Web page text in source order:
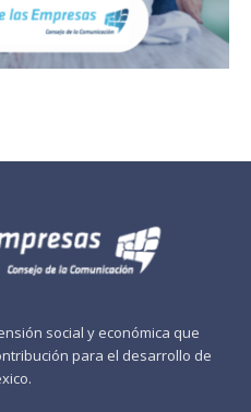
social y económica que
para el desarrollo de